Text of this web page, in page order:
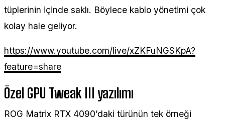
tüplerinin içinde saklı. Böylece kablo yönetimi çok
kolay hale geliyor.
https://www.youtube.com/live/xZKFuNGSKpA?
feature=share
Özel GPU Tweak III yazılımı
ROG Matrix RTX 4090’daki türünün tek örneği